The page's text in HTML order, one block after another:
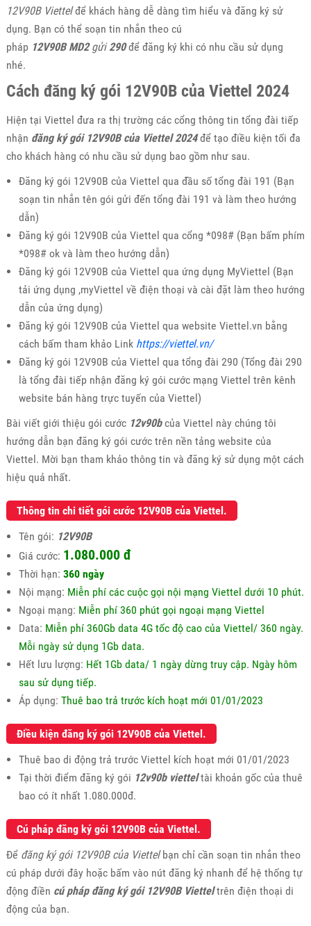
12V90B Viettelđể khách hàng dễ dàng tìm hiểu và đăng ký sử
dụng. Bạn có thể soạn tin nhắn theo cú
pháp 12V90B MD2gửi290để đăng ký khi có nhu cầu sử dụng
nhé.
Cách đăng ký gói 12V90B của Viettel 2024
Hiện tại Viettel đưa ra thị trường các cổng thông tin tổng đài tiếp
nhận đăng ký gói 12V90B của Viettel 2024để tạo điều kiện tối đa
cho khách hàng có nhu cầu sử dụng bao gồm như sau.
Đăng ký gói 12V90B của Viettel qua đầu số tổng đài 191 (Bạn
soạn tin nhắn tên gói gửi đến tổng đài 191 và làm theo hướng
dẫn)
Đăng ký gói 12V90B của Viettel qua cổng *098# (Bạn bấm phím
*098# ok và làm theo hướng dẫn)
Đăng ký gói 12V90B của Viettel qua ứng dụng MyViettel (Bạn
tải ứng dụng ,myViettel về điện thoại và cài đặt làm theo hướng
dẫn của ứng dụng)
Đăng ký gói 12V90B của Viettel qua website Viettel.vn bằng
cách bấm tham khảo Link https://viettel.vn/
Đăng ký gói 12V90B của Viettel qua tổng đài 290 (Tổng đài 290
là tổng đài tiếp nhận đăng ký gói cước mạng Viettel trên kênh
website bán hàng trực tuyến của Viettel)
Bài viết giới thiệu gói cước 12v90bcủa Viettel này chúng tôi
hướng dẫn bạn đăng ký gói cước trên nền tảng website của
Viettel. Mời bạn tham khảo thông tin và đăng ký sử dụng một cách
hiệu quả nhất.
Thông tin chi tiết gói cước 12V90B của Viettel.
Tên gói: 12V90B
Giá cước: 1.080.000 đ
Thời hạn: 360 ngày
Nội mạng: Miễn phí các cuộc gọi nội mạng Viettel dưới 10 phút.
Ngoại mạng: Miễn phí 360 phút gọi ngoại mạng Viettel
Data: Miễn phí 360Gb data 4G tốc độ cao của Viettel/ 360 ngày.
Mỗi ngày sử dụng 1Gb data.
Hết lưu lượng: Hết 1Gb data/ 1 ngày dừng truy cập. Ngày hôm
sau sử dụng tiếp.
Áp dụng: Thuê bao trả trước kích hoạt mới 01/01/2023
Điều kiện đăng ký gói 12V90B của Viettel.
Thuê bao di động trả trước Viettel kích hoạt mới 01/01/2023
Tại thời điểm đăng ký gói 12v90b vietteltài khoản gốc của thuê
bao có ít nhất 1.080.000đ.
Cú pháp đăng ký gói 12V90B của Viettel.
Để đăng ký gói 12V90B của Viettelbạn chỉ cần soạn tin nhắn theo
cú pháp dưới đây hoặc bấm vào nút đăng ký nhanh để hệ thống tự
động điền cú pháp đăng ký gói 12V90B Vietteltrên điện thoại di
động của bạn.